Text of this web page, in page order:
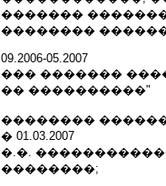
�������
��������
09.2006-05.2007
��� �������
�� ����������"
��������
� 01.03.2007
�.�.
��������;